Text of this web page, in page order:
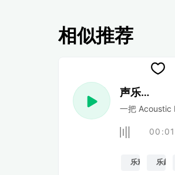
相似推荐
声乐民谣
一把 Acoustic
乐观的 乐趣